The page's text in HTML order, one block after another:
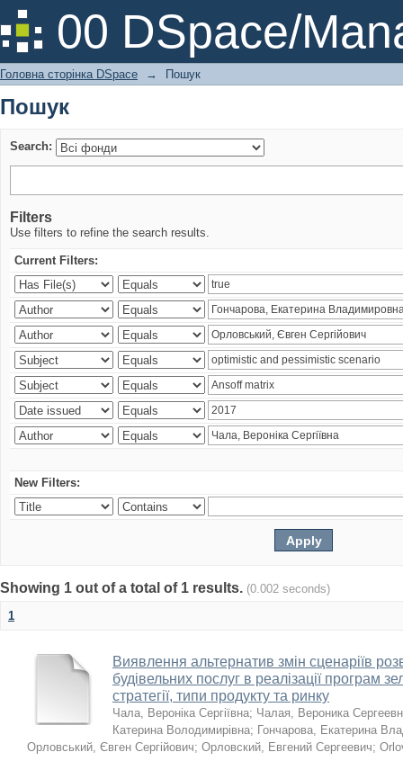
00 DSpace/
Пошук
Головна сторінка DSpace → Пошук
Пошук
Search:
Filters
Use filters to refine the search results.
Current Filters:
New Filters:
Showing 1 out of a total of 1 results. (0.002 seconds)
1
Виявлення альтернатив змін сценаріїв
будівельних послуг в реалізації програм
стратегії, типи продукту та ринку
Чала, Вероніка Сергіївна; Чалая, Вероника
Катерина Володимирівна; Гончарова, Екатерина
Орловський, Євген Сергійович; Орловский, Евгений Сергеевич;